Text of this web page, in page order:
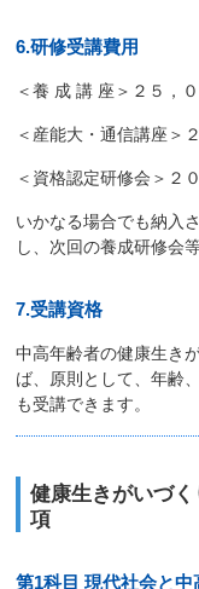
6.研修受講費用
＜養 成 講 座＞２５，
＜産能大・通信講座＞
＜資格認定研修会＞２
いかなる場合でも納入
し、次回の養成研修会
7.受講資格
中高年齢者の健康生き
ば、原則として、年齢
も受講できます。
健康生きがいづ
項
第1科目 現代社会と中